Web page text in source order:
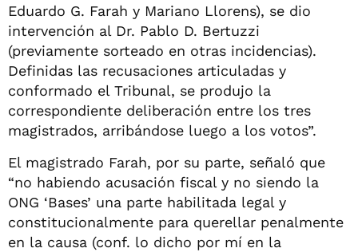
Eduardo G. Farah y Mariano Llorens), se dio
intervención al Dr. Pablo D. Bertuzzi
(previamente sorteado en otras incidencias).
Definidas las recusaciones articuladas y
conformado el Tribunal, se produjo la
correspondiente deliberación entre los tres
magistrados, arribándose luego a los votos”.
El magistrado Farah, por su parte, señaló que
“no habiendo acusación fiscal y no siendo la
ONG ‘Bases’ una parte habilitada legal y
constitucionalmente para querellar penalmente
en la causa (conf. lo dicho por mí en la